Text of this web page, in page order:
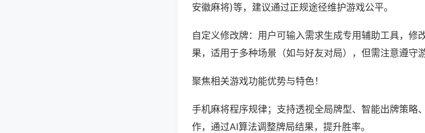
安徽麻将)等，建议通过正规途径维护游戏公平。
自定义修改牌：用户可输入需求生成专用辅助工具，修
果，适用于多种场景（如与好友对局），但需注意遵守
聚焦相关游戏功能优势与特色！
手机麻将程序规律；支持透视全局牌型、智能出牌策略
作，通过AI算法调整牌局结果，提升胜率。